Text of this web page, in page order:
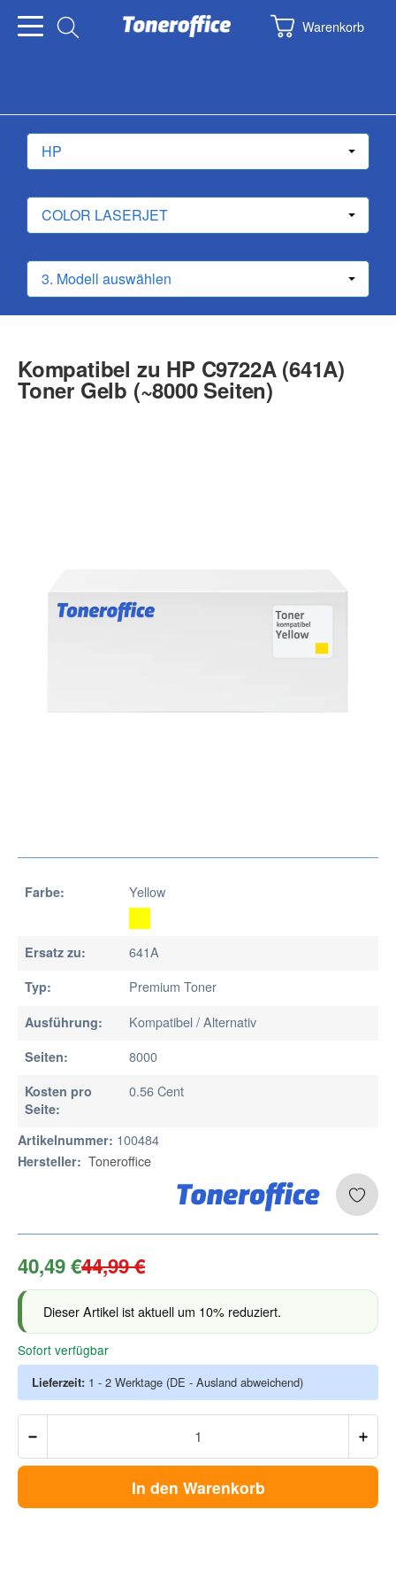
Warenkorb
Kompatibel zu HP C9722A (641A)
Toner Gelb (~8000 Seiten)
Farbe: Yellow
Ersatz zu: 641A
Typ: Premium Toner
Ausführung: Kompatibel / Alternativ
Seiten: 8000
Kosten pro
Seite:
0.56 Cent
Artikelnummer: 100484
Hersteller: Toneroffice
40,49 €44,99 €
Dieser Artikel ist aktuell um 10% reduziert.
Sofort verfügbar
Lieferzeit: 1 - 2 Werktage (DE - Ausland abweichend)
In den Warenkorb